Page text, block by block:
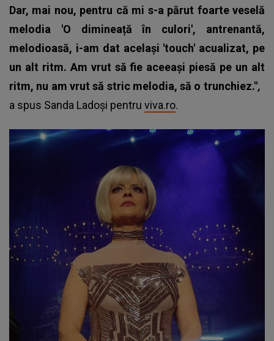
Dar, mai nou, pentru că mi s-a părut foarte veselă
melodia 'O dimineață în culori', antrenantă,
melodioasă, i-am dat același 'touch' acualizat, pe
un alt ritm. Am vrut să fie aceeași piesă pe un alt
ritm, nu am vrut să stric melodia, să o trunchiez.",
a spus Sanda Ladoși pentru viva.ro.